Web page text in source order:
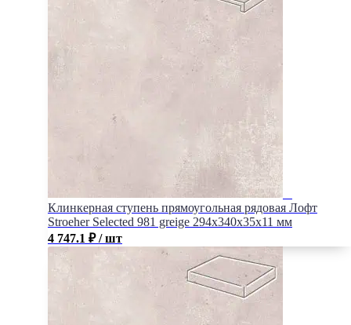
Клинкерная ступень прямоугольная рядовая Лофт
Stroeher Selected 981 greige 294х340х35х11 мм
4 747.1 ₽ / шт